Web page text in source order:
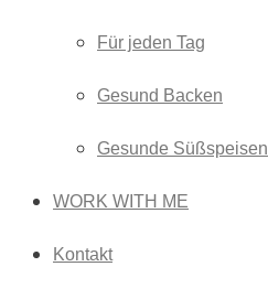
Für jeden Tag
Gesund Backen
Gesunde Süßspeisen
WORK WITH ME
Kontakt